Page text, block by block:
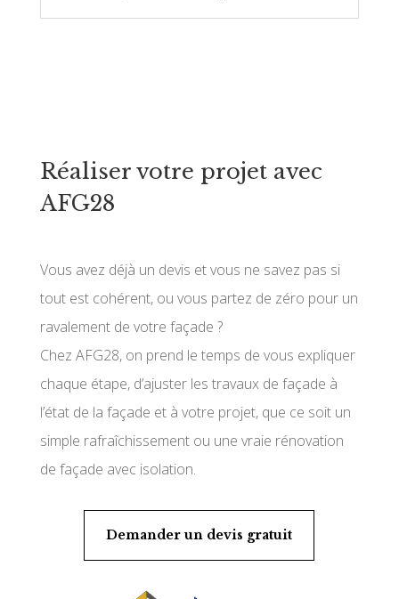
Réaliser votre projet avec
AFG28
Vous avez déjà un devis et vous ne savez pas si
tout est cohérent, ou vous partez de zéro pour un
ravalement de votre façade ?
Chez AFG28, on prend le temps de vous expliquer
chaque étape, d’ajuster les travaux de façade à
l’état de la façade et à votre projet, que ce soit un
simple rafraîchissement ou une vraie rénovation
de façade avec isolation.
Demander un devis gratuit